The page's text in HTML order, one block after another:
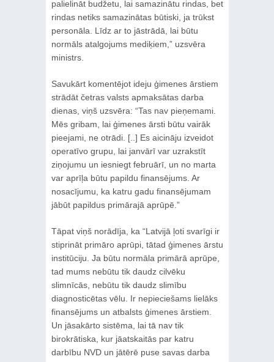
palielināt budžetu, lai samazinātu rindas, bet
rindas netiks samazinātas būtiski, ja trūkst
personāla. Līdz ar to jāstrādā, lai būtu
normāls atalgojums mediķiem,” uzsvēra
ministrs.
Savukārt komentējot ideju ģimenes ārstiem
strādāt četras valsts apmaksātas darba
dienas, viņš uzsvēra: “Tas nav pieņemami.
Mēs gribam, lai ģimenes ārsti būtu vairāk
pieejami, ne otrādi. [..] Es aicināju izveidot
operatīvo grupu, lai janvārī var uzrakstīt
ziņojumu un iesniegt februārī, un no marta
var aprīļa būtu papildu finansējums. Ar
nosacījumu, ka katru gadu finansējumam
jābūt papildus primārajā aprūpē.”
Tāpat viņš norādīja, ka “Latvijā ļoti svarīgi ir
stiprināt primāro aprūpi, tātad ģimenes ārstu
institūciju. Ja būtu normāla primārā aprūpe,
tad mums nebūtu tik daudz cilvēku
slimnīcās, nebūtu tik daudz slimību
diagnosticētas vēlu. Ir nepieciešams lielāks
finansējums un atbalsts ģimenes ārstiem.
Un jāsakārto sistēma, lai tā nav tik
birokrātiska, kur jāatskaitās par katru
darbību NVD un jātērē puse savas darba